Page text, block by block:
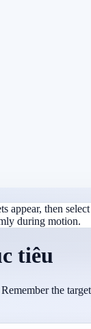
appear, then
during motion.
tiêu
Remember the target